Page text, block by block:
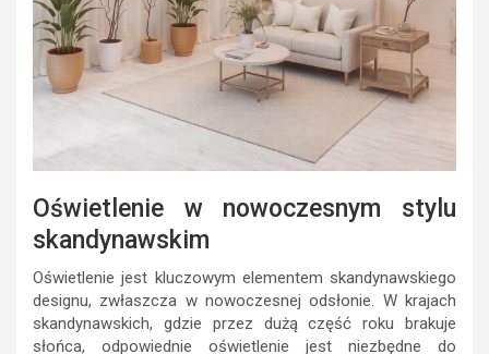
Oświetlenie w nowoczesnym stylu
skandynawskim
Oświetlenie jest kluczowym elementem skandynawskiego
designu, zwłaszcza w nowoczesnej odsłonie. W krajach
skandynawskich, gdzie przez dużą część roku brakuje
słońca, odpowiednie oświetlenie jest niezbędne do